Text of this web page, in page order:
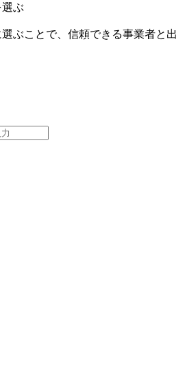
ぶ
ぶことで、信頼できる事業者と出